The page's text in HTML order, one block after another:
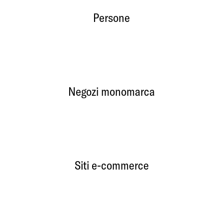
Persone
Negozi monomarca
Siti e-commerce